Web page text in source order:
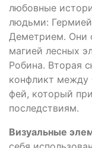
любовные
людьми:
Деметрием. Они
магией лесных
Робина. Вторая
конфликт между
фей, который
последствиям.
Визуальные